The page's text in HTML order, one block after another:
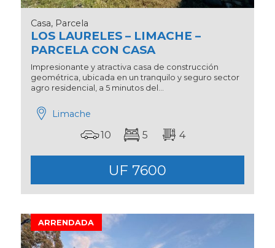
Casa, Parcela
LOS LAURELES – LIMACHE –
PARCELA CON CASA
Impresionante y atractiva casa de construcción
geométrica, ubicada en un tranquilo y seguro sector
agro residencial, a 5 minutos del...
Limache
10 5 4
UF 7600
ARRENDADA